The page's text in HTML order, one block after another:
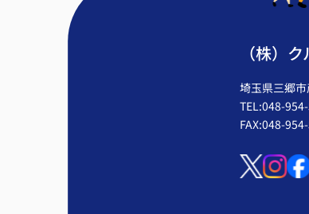
（株）
埼玉県三郷
TEL:048-
FAX:048-